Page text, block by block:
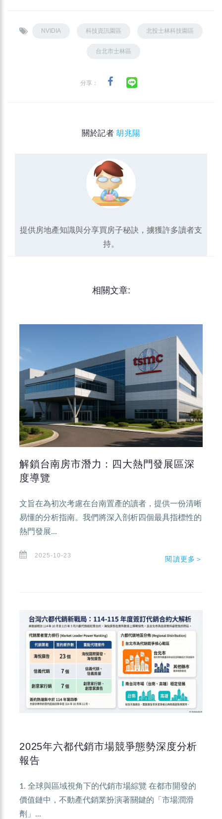
NVIDIA 科技資訊園區 北投士林科技園區
台北市士林區
分享：
關於記者胡兆陽
提供房地產知識與分享買房子秘訣，擄獲許多讀者支
持。
相關文章:
解鎖台南房市潛力：四大熱門發展區深
度導覽
文旨在為初次考慮在台南置產的讀者，提供一份清晰
易懂的分析指南。我們將深入剖析四個最具指標性的
熱門發展...
2025-10-23 閱讀更多＞
2025年六都代銷市場競爭態勢深度分析
報告
1. 全球與區域視角下的代銷市場綜覽 在都市開發的
價值鏈中，不動產代銷業扮演著關鍵的「市場潤滑
劑」...